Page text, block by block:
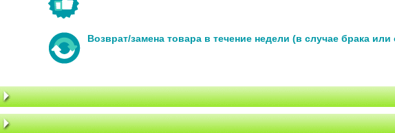
Возврат/замена товара в течение недели (в случае брака